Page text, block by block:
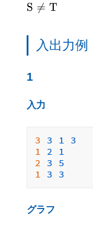
S 
= T
入出力例
1
入力
3 3 1 3
1 2 1
2 3 5
1 3 3
グラフ